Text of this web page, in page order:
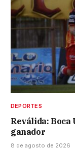
DEPORTES
Reválida: Boca
ganador
8 de agosto de 2026